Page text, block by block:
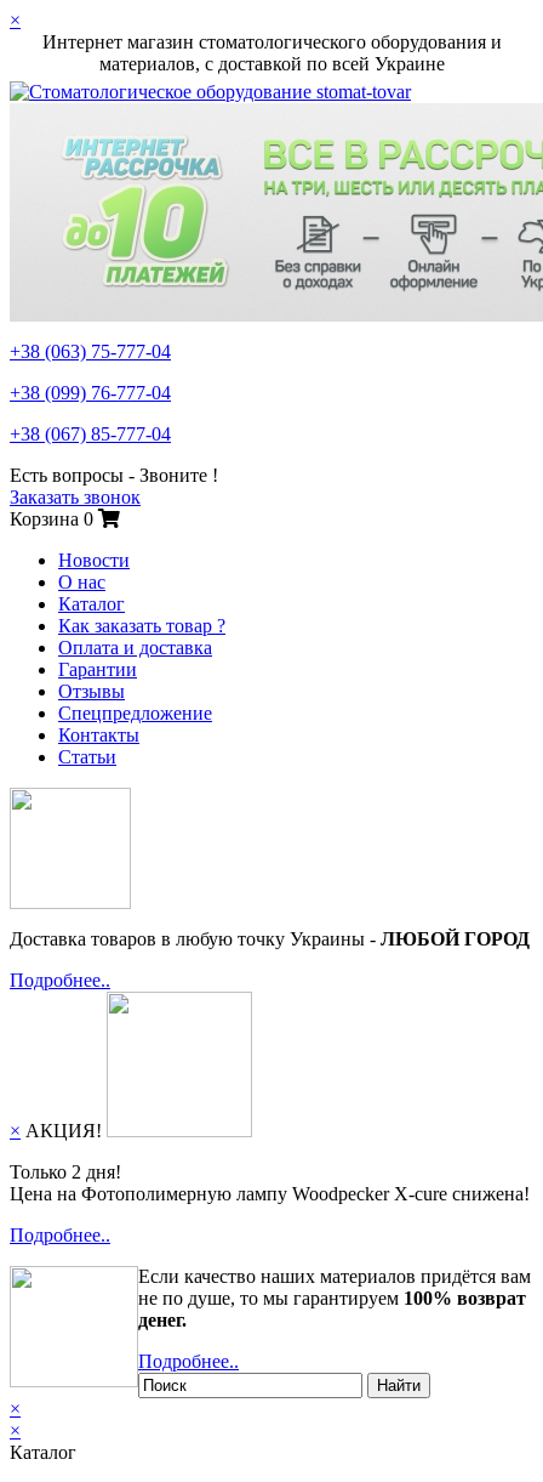
×
Интернет магазин стоматологического оборудования и
материалов, c доставкой по всей Украине
+38 (063) 75-777-04
+38 (099) 76-777-04
+38 (067) 85-777-04
Есть вопросы - Звоните !
Заказать звонок
Корзина 0
Новости
О нас
Каталог
Как заказать товар ?
Оплата и доставка
Гарантии
Отзывы
Спецпредложение
Контакты
Статьи
Доставка товаров в любую точку Украины - ЛЮБОЙ ГОРОД
Подробнее..
× АКЦИЯ!
Только 2 дня!
Цена на Фотополимерную лампу Woodpecker X-cure снижена!
Подробнее..
Если качество наших материалов придётся вам
не по душе, то мы гарантируем 100% возврат
денег.
Подробнее..
Найти
×
×
Каталог